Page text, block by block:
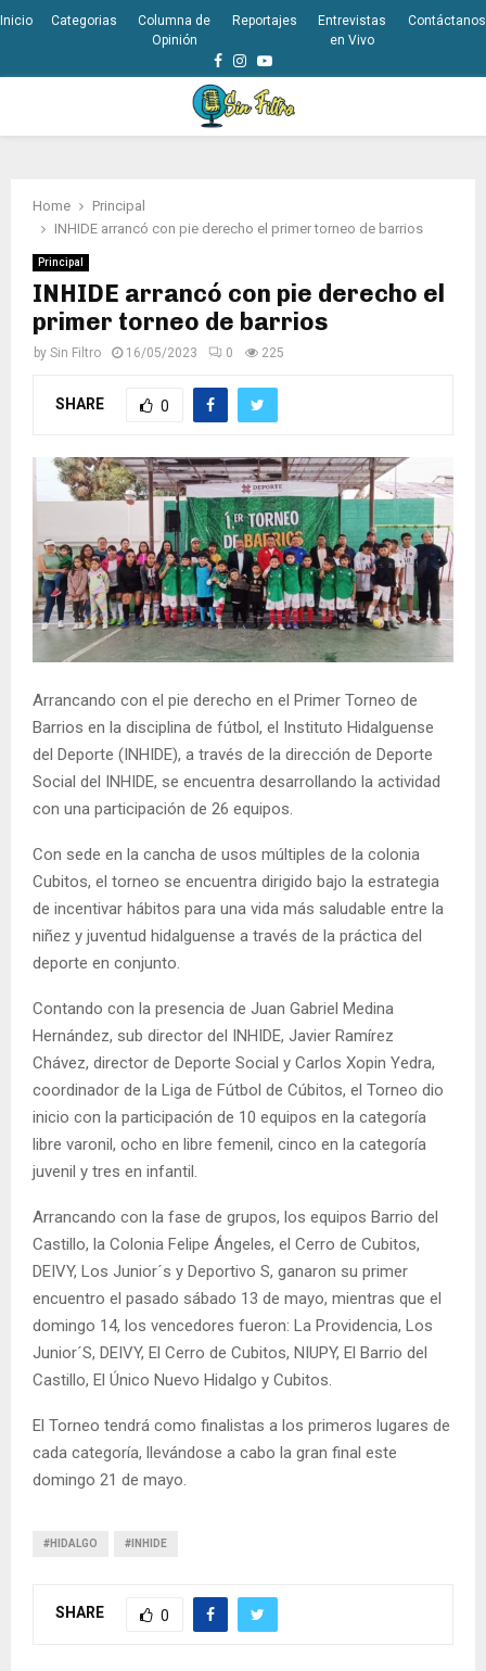
Inicio Categorias
Columna de
Opinión
Reportajes
Entrevistas
en Vivo
Contáctanos
Facebook
Instagram
Youtube
Home
Principal
INHIDE arrancó con pie derecho el primer torneo de barrios
Principal
INHIDE arrancó con pie derecho el
primer torneo de barrios
by Sin Filtro 16/05/2023 0 225
SHARE 0
Arrancando con el pie derecho en el Primer Torneo de
Barrios en la disciplina de fútbol, el Instituto Hidalguense
del Deporte (INHIDE), a través de la dirección de Deporte
Social del INHIDE, se encuentra desarrollando la actividad
con una participación de 26 equipos.
Con sede en la cancha de usos múltiples de la colonia
Cubitos, el torneo se encuentra dirigido bajo la estrategia
de incentivar hábitos para una vida más saludable entre la
niñez y juventud hidalguense a través de la práctica del
deporte en conjunto.
Contando con la presencia de Juan Gabriel Medina
Hernández, sub director del INHIDE, Javier Ramírez
Chávez, director de Deporte Social y Carlos Xopin Yedra,
coordinador de la Liga de Fútbol de Cúbitos, el Torneo dio
inicio con la participación de 10 equipos en la categoría
libre varonil, ocho en libre femenil, cinco en la categoría
juvenil y tres en infantil.
Arrancando con la fase de grupos, los equipos Barrio del
Castillo, la Colonia Felipe Ángeles, el Cerro de Cubitos,
DEIVY, Los Junior´s y Deportivo S, ganaron su primer
encuentro el pasado sábado 13 de mayo, mientras que el
domingo 14, los vencedores fueron: La Providencia, Los
Junior´S, DEIVY, El Cerro de Cubitos, NIUPY, El Barrio del
Castillo, El Único Nuevo Hidalgo y Cubitos.
El Torneo tendrá como finalistas a los primeros lugares de
cada categoría, llevándose a cabo la gran final este
domingo 21 de mayo.
#HIDALGO #INHIDE
SHARE 0